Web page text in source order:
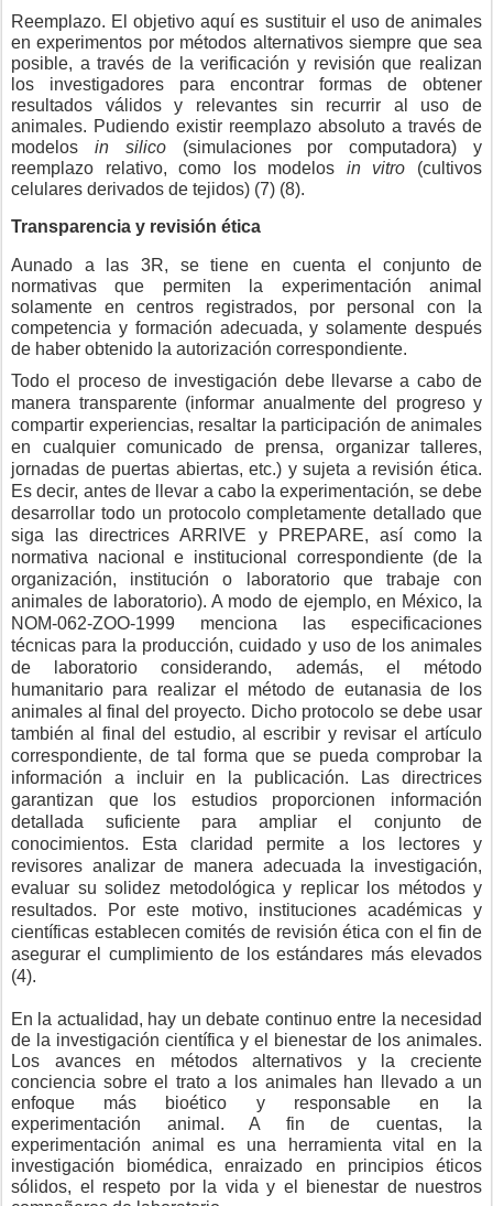
Reemplazo. El objetivo aquí es sustituir el uso de animales
en experimentos por métodos alternativos siempre que sea
posible, a través de la verificación y revisión que realizan
los investigadores para encontrar formas de obtener
resultados válidos y relevantes sin recurrir al uso de
animales. Pudiendo existir reemplazo absoluto a través de
modelos in silico(simulaciones por computadora) y
reemplazo relativo, como los modelos in vitro (cultivos
celulares derivados de tejidos) (7) (8).
Transparencia y revisión ética
Aunado a las 3R, se tiene en cuenta el conjunto de
normativas que permiten la experimentación animal
solamente en centros registrados, por personal con la
competencia y formación adecuada, y solamente después
de haber obtenido la autorización correspondiente.
Todo el proceso de investigación debe llevarse a cabo de
manera transparente (informar anualmente del progreso y
compartir experiencias, resaltar la participación de animales
en cualquier comunicado de prensa, organizar talleres,
jornadas de puertas abiertas, etc.) y sujeta a revisión ética.
Es decir, antes de llevar a cabo la experimentación, se debe
desarrollar todo un protocolo completamente detallado que
siga las directrices ARRIVE y PREPARE, así como la
normativa nacional e institucional correspondiente (de la
organización, institución o laboratorio que trabaje con
animales de laboratorio). A modo de ejemplo, en México, la
NOM-062-ZOO-1999 menciona las especificaciones
técnicas para la producción, cuidado y uso de los animales
de laboratorio considerando, además, el método
humanitario para realizar el método de eutanasia de los
animales al final del proyecto. Dicho protocolo se debe usar
también al final del estudio, al escribir y revisar el artículo
correspondiente, de tal forma que se pueda comprobar la
información a incluir en la publicación. Las directrices
garantizan que los estudios proporcionen información
detallada suficiente para ampliar el conjunto de
conocimientos. Esta claridad permite a los lectores y
revisores analizar de manera adecuada la investigación,
evaluar su solidez metodológica y replicar los métodos y
resultados. Por este motivo, instituciones académicas y
científicas establecen comités de revisión ética con el fin de
asegurar el cumplimiento de los estándares más elevados
(4).
En la actualidad, hay un debate continuo entre la necesidad
de la investigación científica y el bienestar de los animales.
Los avances en métodos alternativos y la creciente
conciencia sobre el trato a los animales han llevado a un
enfoque más bioético y responsable en la
experimentación animal. A fin de cuentas, la
experimentación animal es una herramienta vital en la
investigación biomédica, enraizado en principios éticos
sólidos, el respeto por la vida y el bienestar de nuestros